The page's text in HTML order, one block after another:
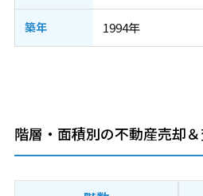
築年 1994年
階層・面積別の不動産売却